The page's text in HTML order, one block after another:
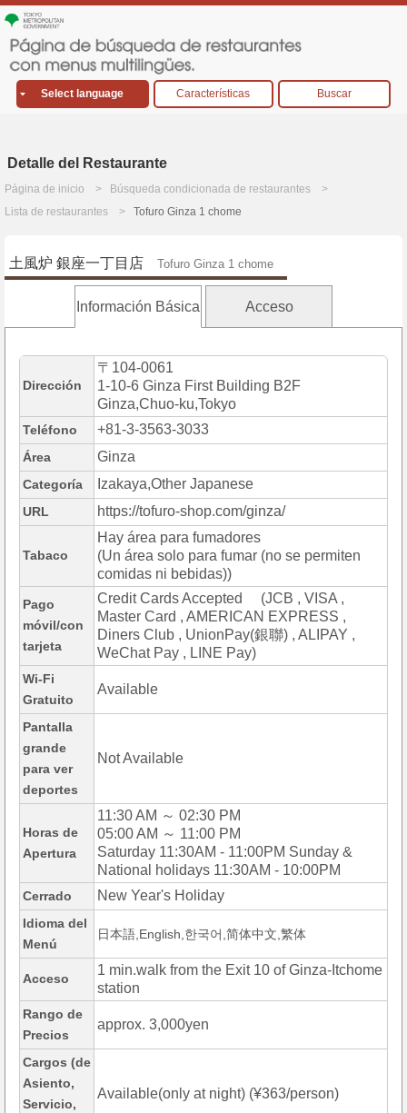
Select language Características Buscar
Detalle del Restaurante
Página de inicio
Búsqueda condicionada de restaurantes
Lista de restaurantes
Tofuro Ginza 1 chome
土風炉 銀座一丁目店 Tofuro Ginza 1 chome
Información Básica Acceso
Dirección
〒104-0061
1-10-6 Ginza First Building B2F
Ginza,Chuo-ku,Tokyo
Teléfono +81-3-3563-3033
Área Ginza
Categoría Izakaya,Other Japanese
URL https://tofuro-shop.com/ginza/
Tabaco
Hay área para fumadores
(Un área solo para fumar (no se permiten
comidas ni bebidas))
Pago
móvil/con
tarjeta
Credit Cards Accepted (JCB , VISA ,
Master Card , AMERICAN EXPRESS ,
Diners Club , UnionPay(銀聯) , ALIPAY ,
WeChat Pay , LINE Pay)
Wi-Fi
Gratuito
Available
Pantalla
grande
para ver
deportes
Not Available
Horas de
Apertura
11:30 AM ～ 02:30 PM
05:00 AM ～ 11:00 PM
Saturday 11:30AM - 11:00PM Sunday &
National holidays 11:30AM - 10:00PM
Cerrado New Year's Holiday
Idioma del
Menú
日本語,English,한국어,简体中文,繁体
Acceso
1 min.walk from the Exit 10 of Ginza-Itchome
station
Rango de
Precios
approx. 3,000yen
Cargos (de
Asiento,
Servicio,
Available(only at night) (¥363/person)